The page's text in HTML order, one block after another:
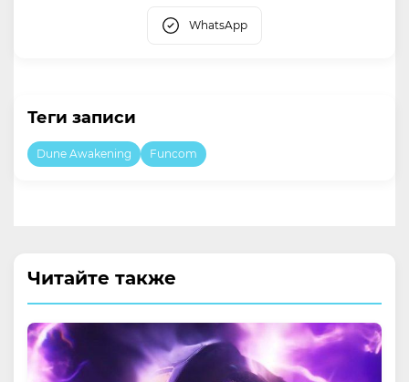
WhatsApp
Теги записи
Dune Awakening Funcom
Читайте также